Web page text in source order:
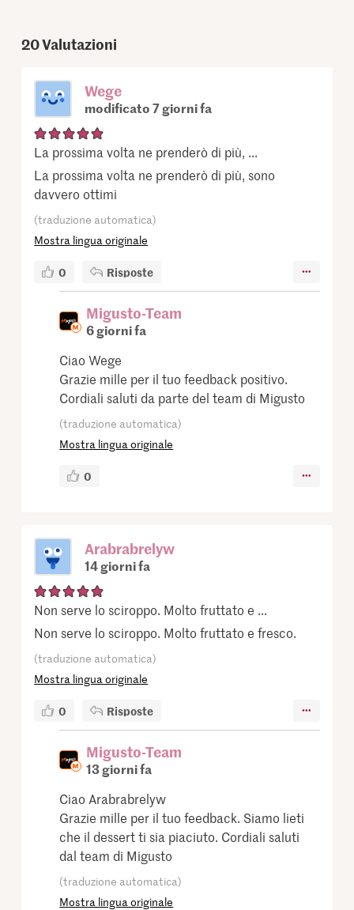
20Valutazioni
Wege
modificato 7 giorni fa
La prossima volta ne prenderò di più, ...
La prossima volta ne prenderò di più, sono
davvero ottimi
(traduzione automatica)
Mostra lingua originale
0 Risposte
Migusto-Team
6 giorni fa
Ciao Wege
Grazie mille per il tuo feedback positivo.
Cordiali saluti da parte del team di Migusto
(traduzione automatica)
Mostra lingua originale
0
Arabrabrelyw
14 giorni fa
Non serve lo sciroppo. Molto fruttato e ...
Non serve lo sciroppo. Molto fruttato e fresco.
(traduzione automatica)
Mostra lingua originale
0 Risposte
Migusto-Team
13 giorni fa
Ciao Arabrabrelyw
Grazie mille per il tuo feedback. Siamo lieti
che il dessert ti sia piaciuto. Cordiali saluti
dal team di Migusto
(traduzione automatica)
Mostra lingua originale